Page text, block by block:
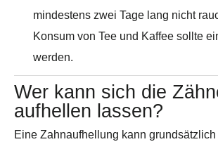
mindestens zwei Tage lang nicht
Konsum von Tee und Kaffee sollte
werden.
Wer kann sich die
aufhellen lassen?
Eine Zahnaufhellung kann